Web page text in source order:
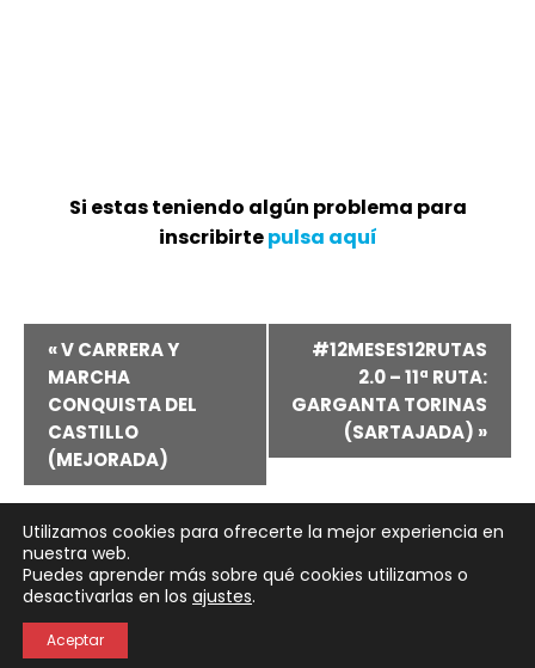
Si estas teniendo algún problema para
inscribirtepulsa aquí
Navegación
del
Evento
«V CARRERA Y
MARCHA
CONQUISTA DEL
CASTILLO
(MEJORADA)
#12MESES12RUTAS
2.0 – 11ª RUTA:
GARGANTA TORINAS
(SARTAJADA) »
Neve| Funciona gracias aWordPress
Política de Privacidad
Utilizamos cookies para ofrecerte la mejor experiencia en
nuestra web.
Puedes aprender más sobre qué cookies utilizamos o
desactivarlas en los ajustes.
Aceptar